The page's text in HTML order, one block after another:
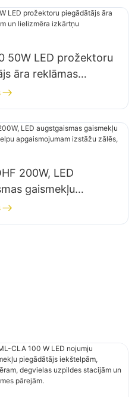
50W LED prožektoru
āra reklāmas
lielizmēra izkārtņu
200W, LED
gaismekļu
iekštelpu
izstāžu zālēs,